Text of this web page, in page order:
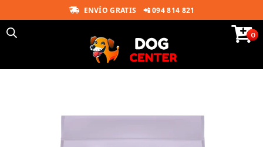
ENVÍO GRATIS 📲 094 814 821
0